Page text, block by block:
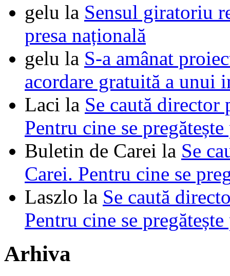
gelu la Sensul giratoriu
presa națională
gelu la S-a amânat
acordare gratuită a unui
Laci la Se caută
Pentru cine se
Buletin de Carei la Se
Carei. Pentru cine se
Laszlo la Se caută
Pentru cine se
Arhiva